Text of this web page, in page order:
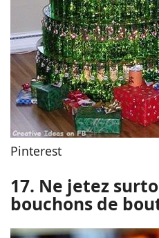
Pinterest
17. Ne jetez
bouchons de